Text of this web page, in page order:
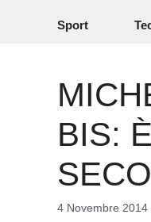
Sport
BIS:
4 Novembre 2014